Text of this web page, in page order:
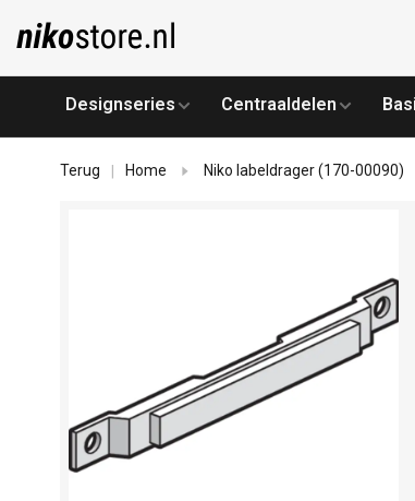
Designseries Centraaldelen
Terug Home Niko labeldrager (170-00090)